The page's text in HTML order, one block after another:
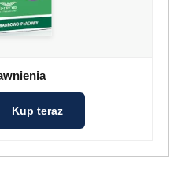
Kup teraz